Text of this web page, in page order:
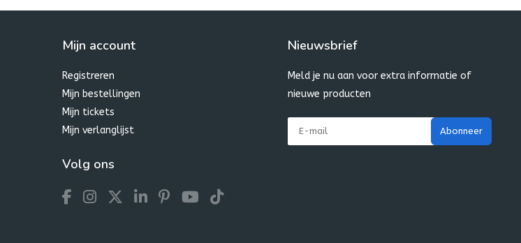
Mijn account
Registreren
Mijn bestellingen
Mijn tickets
Mijn verlanglijst
Volg ons
Nieuwsbrief
Meld je nu aan voor extra informatie of
nieuwe producten
Abonneer